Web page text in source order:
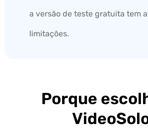
a versão de teste gratuita tem
limitações.
Porque